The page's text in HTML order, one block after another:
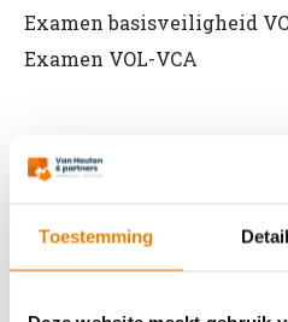
Toestemming
Examen basisveiligheid
Examen VOL-VCA
BHV basisopleiding
BHV herhaling